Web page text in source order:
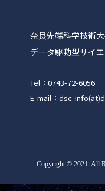
奈良先端科学技術
データ駆動型サイ
Tel：0743-72-6056
E-mail：dsc-
Copyright©2021. All